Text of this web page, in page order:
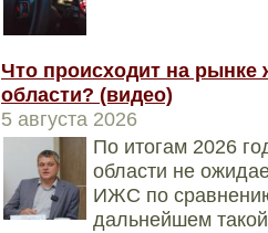
Что происходит на рынке
области? (видео)
5 августа 2026
По итогам 2026
области не
ИЖС по
дальнейшем